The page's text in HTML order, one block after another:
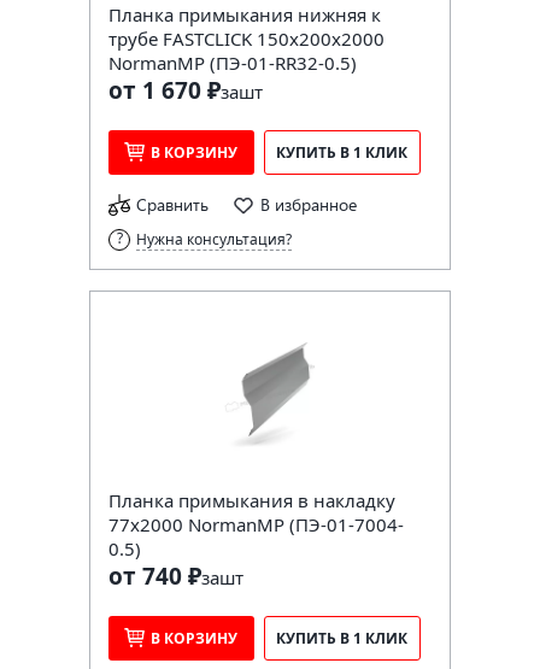
Планка примыкания нижняя к
трубе FASTCLICK 150х200х2000
NormanMP (ПЭ-01-RR32-0.5)
от 1 670 ₽зашт
В КОРЗИНУ КУПИТЬ В 1 КЛИК
Сравнить В избранное
Нужна консультация?
Планка примыкания в накладку
77х2000 NormanMP (ПЭ-01-7004-
0.5)
от 740 ₽зашт
В КОРЗИНУ КУПИТЬ В 1 КЛИК